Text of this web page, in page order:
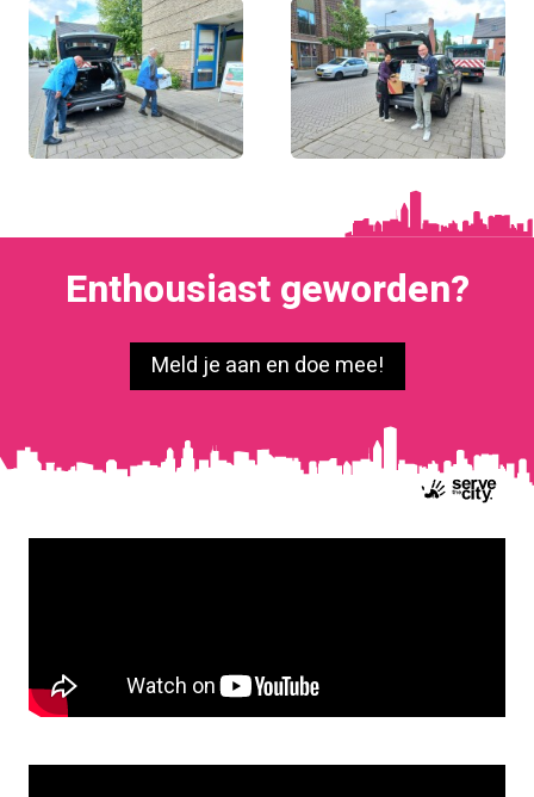
Enthousiast geworden?
Meld je aan en doe mee!